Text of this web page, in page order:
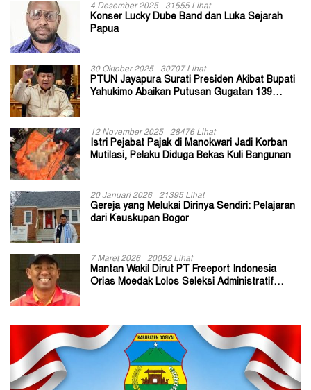
4 Desember 2025 31555 Lihat
Konser Lucky Dube Band dan Luka Sejarah
Papua
30 Oktober 2025 30707 Lihat
PTUN Jayapura Surati Presiden Akibat Bupati
Yahukimo Abaikan Putusan Gugatan 139
12 November 2025 28476 Lihat
Istri Pejabat Pajak di Manokwari Jadi Korban
Mutilasi, Pelaku Diduga Bekas Kuli Bangunan
20 Januari 2026 21395 Lihat
Gereja yang Melukai Dirinya Sendiri: Pelajaran
dari Keuskupan Bogor
7 Maret 2026 20052 Lihat
Mantan Wakil Dirut PT Freeport Indonesia
Orias Moedak Lolos Seleksi Administratif